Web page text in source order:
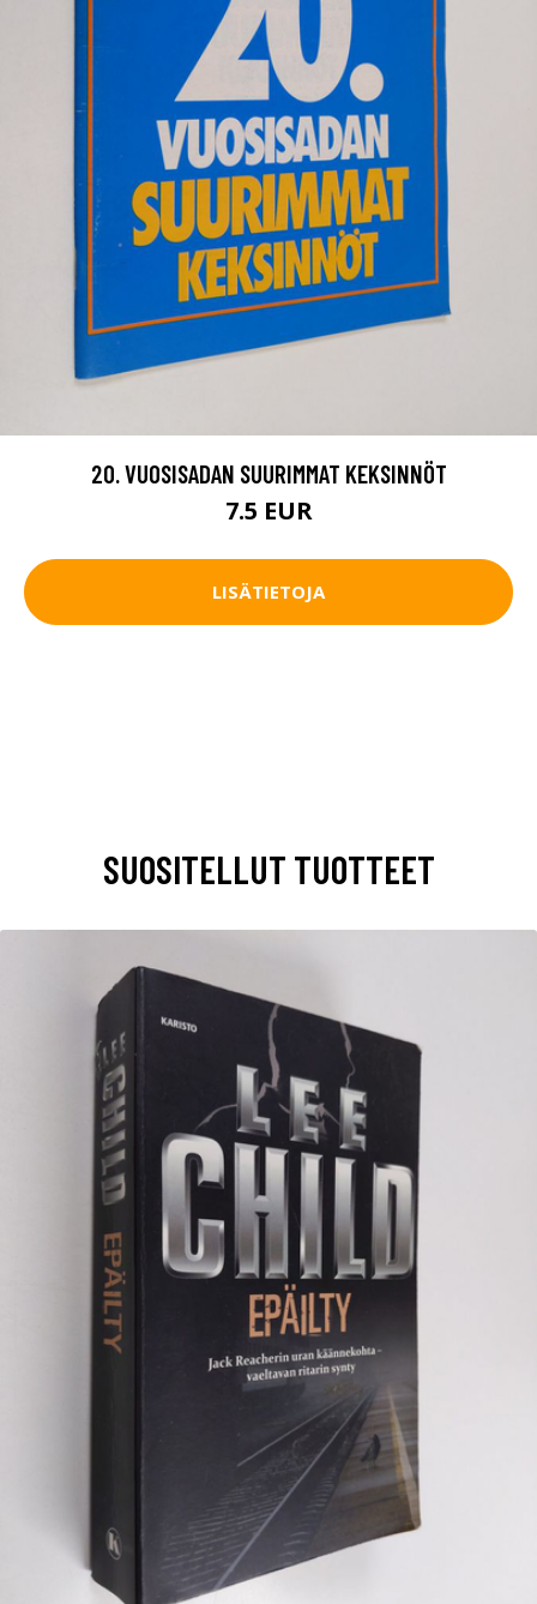
20. VUOSISADAN SUURIMMAT KEKSINNÖT
7.5 EUR
LISÄTIETOJA
SUOSITELLUT TUOTTEET